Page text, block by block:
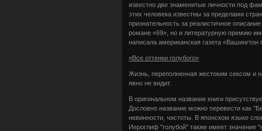
известно две знаменитые личности под
этих человека известны за пределами
признательность за реалистичное
романе «69», но и литературную премию
написала американская газета
«Все оттенки голубого»
Жизнь, переполненная жестоким сексом и
явно не видит.
В оригинальном название книги
Дословно название можно перевести как
невинности, чистоты. В японском языке
Иероглиф "голубой" также имеет значение